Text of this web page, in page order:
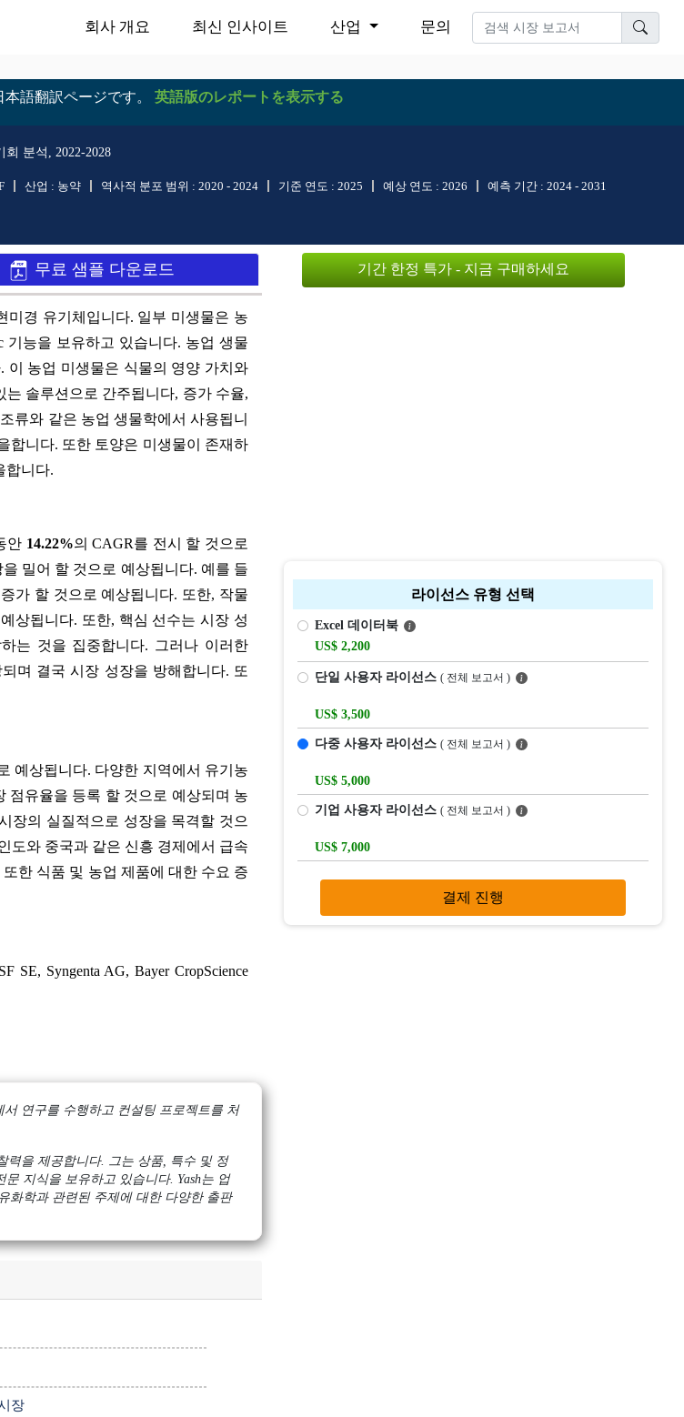
회사 개요 최신 인사이트 산업 문의
語翻訳ページです。 英語版のレポートを表示する
분석, 2022-2028
산업 : 농약 역사적 분포 범위 : 2020 - 2024 기준 연도 : 2025 예상 연도 : 2026 예측 기간 : 2024 - 2031
무료 샘플 다운로드
미경 유기체입니다. 일부 미생물은 농
기능을 보유하고 있습니다. 농업 생물
이 농업 미생물은 식물의 영양 가치와
는 솔루션으로 간주됩니다, 증가 수율,
류와 같은 농업 생물학에서 사용됩니
합니다. 또한 토양은 미생물이 존재하
합니다.
안 14.22%의 CAGR를 전시 할 것으로
밀어 할 것으로 예상됩니다. 예를 들
가 할 것으로 예상됩니다. 또한, 작물
상됩니다. 또한, 핵심 선수는 시장 성
는 것을 집중합니다. 그러나 이러한
며 결국 시장 성장을 방해합니다. 또
예상됩니다. 다양한 지역에서 유기농
점유율을 등록 할 것으로 예상되며 농
장의 실질적으로 성장을 목격할 것으
도와 중국과 같은 신흥 경제에서 급속
한 식품 및 농업 제품에 대한 수요 증
Syngenta AG, Bayer CropScience
연구를 수행하고 컨설팅 프로젝트를 처
력을 제공합니다. 그는 상품, 특수 및 정
지식을 보유하고 있습니다. Yash는 업
화학과 관련된 주제에 대한 다양한 출판
장
기간 한정 특가 - 지금 구매하세요
라이선스 유형 선택
Excel 데이터북
US$ 2,200
단일 사용자 라이선스 ( 전체 보고서 )
US$ 3,500
다중 사용자 라이선스 ( 전체 보고서 )
US$ 5,000
기업 사용자 라이선스 ( 전체 보고서 )
US$ 7,000
결제 진행